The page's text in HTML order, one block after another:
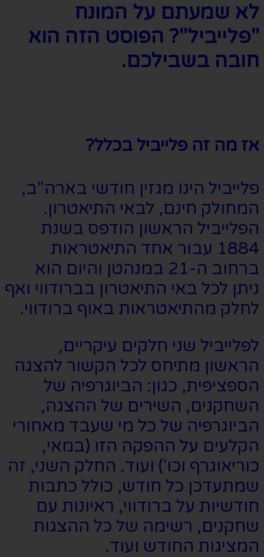
לא שמעתם על המונח
"פלייביל"? הפוסט הזה הוא
חובה בשבילכם.
אז מה זה פלייביל בכלל?
פלייביל הינו מגזין חודשי בארה"ב,
המחולק חינם, לבאי התיאטרון.
הפלייביל הראשון הודפס בשנת
1884 עבור אחד התיאטראות
ברחוב ה-21 במנהטן והיום הוא
ניתן לכל באי התיאטרון בברודווי ואף
לחלק מהתיאטראות באוף ברודווי.
לפלייביל שני חלקים עיקריים,
הראשון מתיחס לכל הקשור להצגה
הספציפית, כגון: הביוגרפיה של
השחקנים, השירים של ההצגה,
הביוגרפיה של כל מי שעבד מאחורי
הקלעים על ההפקה הזו (במאי,
כוריאוגרף וכו') ועוד. החלק השני, זה
שמתעדכן כל חודש, כולל כתבות
חודשיות על ברודווי, ראיונות עם
שחקנים, רשימה של כל ההצגות
המציגות החודש ועוד.